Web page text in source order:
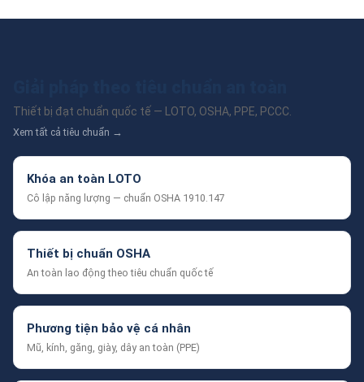
Thiết bị đạt chuẩn quốc tế — LOTO, OSHA, PPE, PCCC.
Xem tất cả tiêu chuẩn →
Khóa an toàn LOTO
Cô lập năng lượng — chuẩn OSHA 1910.147
Thiết bị chuẩn OSHA
An toàn lao động theo tiêu chuẩn quốc tế
Phương tiện bảo vệ cá nhân
Mũ, kính, găng, giày, dây an toàn (PPE)